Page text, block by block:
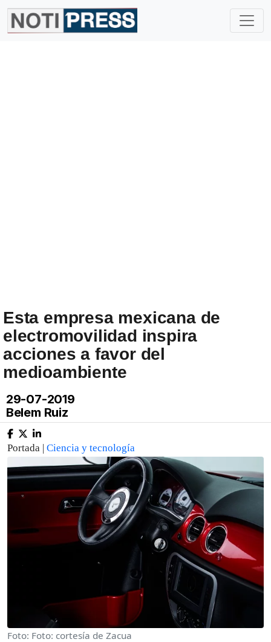
Esta empresa mexicana de
electromovilidad inspira
acciones a favor del
medioambiente
29-07-2019
Belem Ruiz
Portada | Ciencia y tecnología
Foto: Foto: cortesía de Zacua